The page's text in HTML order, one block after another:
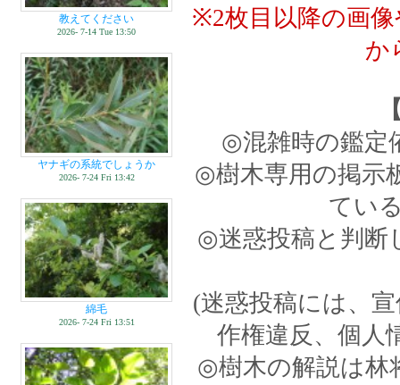
教えてください
2026- 7-14 Tue 13:50
ヤナギの系統でしょうか
2026- 7-24 Fri 13:42
綿毛
2026- 7-24 Fri 13:51
※2枚目以降の画
か
◎混雑時の鑑定
◎樹木専用の掲示
てい
◎迷惑投稿と判断
(迷惑投稿には、
作権違反、個人
◎樹木の解説は林